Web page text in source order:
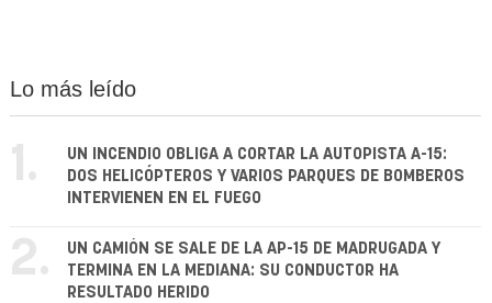
Lo más leído
1.
UN INCENDIO OBLIGA A CORTAR LA AUTOPISTA A-15:
DOS HELICÓPTEROS Y VARIOS PARQUES DE BOMBEROS
INTERVIENEN EN EL FUEGO
2.
UN CAMIÓN SE SALE DE LA AP-15 DE MADRUGADA Y
TERMINA EN LA MEDIANA: SU CONDUCTOR HA
RESULTADO HERIDO